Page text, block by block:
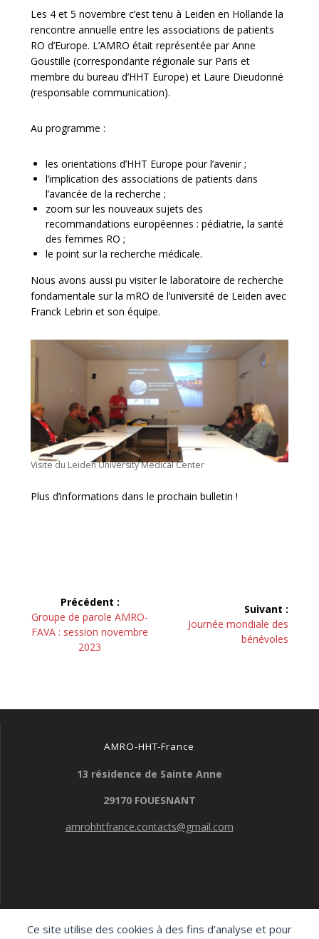
Les 4 et 5 novembre c’est tenu à Leiden en Hollande la
rencontre annuelle entre les associations de patients
RO d’Europe. L’AMRO était représentée par Anne
Goustille (correspondante régionale sur Paris et
membre du bureau d’HHT Europe) et Laure Dieudonné
(responsable communication).
Au programme :
les orientations d’HHT Europe pour l’avenir ;
l’implication des associations de patients dans
l’avancée de la recherche ;
zoom sur les nouveaux sujets des
recommandations européennes : pédiatrie, la santé
des femmes RO ;
le point sur la recherche médicale.
Nous avons aussi pu visiter le laboratoire de recherche
fondamentale sur la mRO de l’université de Leiden avec
Franck Lebrin et son équipe.
Visite du Leiden University Medical Center
Plus d’informations dans le prochain bulletin !
Navigation
de
l’article
Précédent :
Article
précédent :
Groupe de parole AMRO-
FAVA : session novembre
2023
Suivant :
Article
Journée mondiale des
bénévoles
AMRO-HHT-France
13 résidence de Sainte Anne
29170 FOUESNANT
amrohhtfrance.contacts@gmail.com
Ce site utilise des cookies à des fins d’analyse et pour